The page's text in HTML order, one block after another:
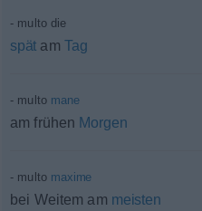
multo die
spät am Tag
multo mane
am frühen Morgen
multo maxime
bei Weitem am meisten